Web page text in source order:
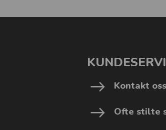
Kontakt oss
Ofte stilte